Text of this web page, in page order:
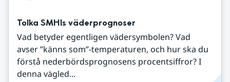
Tolka SMHIs väderprognoser
Vad betyder egentligen vädersymbolen? Vad
avser ”känns som”-temperaturen, och hur ska du
förstå nederbördsprognosens procentsiffror? I
denna vägled...